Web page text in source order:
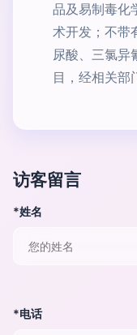
品及易制毒化
术开发；不带
尿酸、三氯异
目，经相关部
访客留言
*姓名
*电话